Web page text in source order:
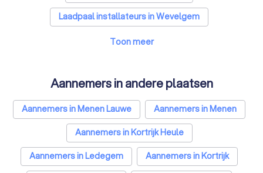
Laadpaal installateurs in Wevelgem
Airco installateurs in Wevelgem
Dakwerkers in Wevelgem
Zonnepanelen-installateurs in Wevelgem
Tuinonderhoud bedrijven in Wevelgem
Webdesigners in Wevelgem
Toon meer
Aannemers in andere plaatsen
Aannemers in Menen Lauwe
Aannemers in Menen
Aannemers in Kortrijk Heule
Aannemers in Ledegem
Aannemers in Kortrijk